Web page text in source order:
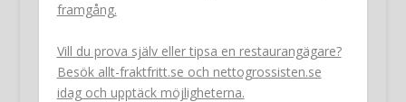
framgång.
Vill du prova själv eller tipsa en restaurangägare?
Besök allt-fraktfritt.se och nettogrossisten.se
idag och upptäck möjligheterna.